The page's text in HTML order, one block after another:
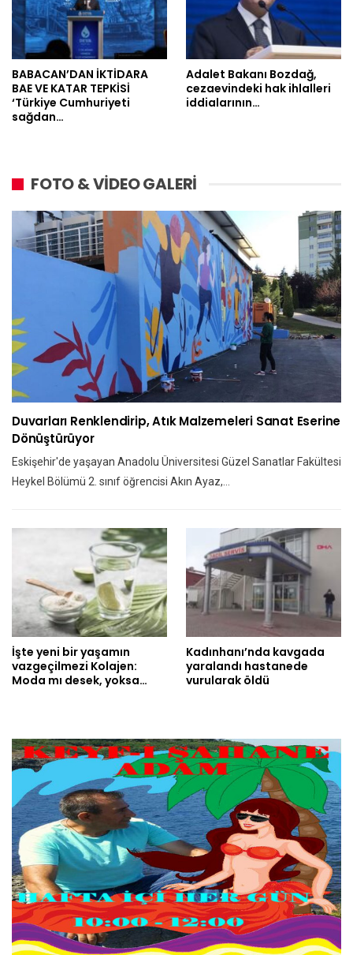
BABACAN’DAN İKTİDARA
BAE VE KATAR TEPKİSİ
‘Türkiye Cumhuriyeti
sağdan…
Adalet Bakanı Bozdağ,
cezaevindeki hak ihlalleri
iddialarının…
FOTO & VİDEO GALERİ
Duvarları Renklendirip, Atık Malzemeleri Sanat Eserine
Dönüştürüyor
Eskişehir'de yaşayan Anadolu Üniversitesi Güzel Sanatlar Fakültesi
Heykel Bölümü 2. sınıf öğrencisi Akın Ayaz,…
İşte yeni bir yaşamın
vazgeçilmezi Kolajen:
Moda mı desek, yoksa…
Kadınhanı’nda kavgada
yaralandı hastanede
vurularak öldü